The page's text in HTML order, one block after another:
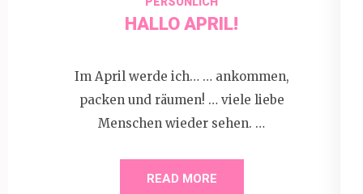
HALLO APRIL!
Im April werde ich… … ankommen,
packen und räumen! … viele liebe
Menschen wieder sehen. …
READ MORE